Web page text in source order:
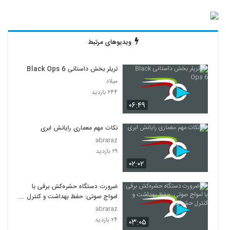
ویدیوهای مرتبط
۰۶:۴۹
تریلر بخش داستانی Black Ops 6
میلاد
۲۴۴ بازدید
۰۲:۰۲
نکات مهم معماری رایانش ابری
abraraz
۲۹ بازدید
۰۳:۰۵
ضرورت دستگاه حشره‌کش برقی با
امواج صوتی: حفظ بهداشت و کنترل
حشرات
abraraz
۲۴ بازدید